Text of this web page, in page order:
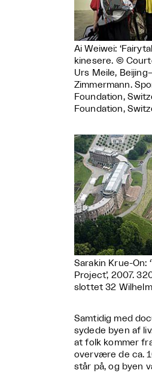
Ai Weiwei:
kinesere. ©
Urs Meile,
Zimmermann.
Foundation,
Foundation,
Sarakin Krue-On:
Project’, 2007.
slottet 32
Samtidig med
sydede byen af
at folk kommer
overvære de ca.
står på, og byen